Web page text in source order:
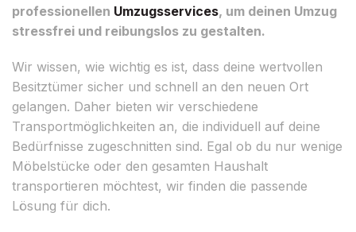
professionellen Umzugsservices, um deinen Umzug
stressfrei und reibungslos zu gestalten.
Wir wissen, wie wichtig es ist, dass deine wertvollen
Besitztümer sicher und schnell an den neuen Ort
gelangen. Daher bieten wir verschiedene
Transportmöglichkeiten an, die individuell auf deine
Bedürfnisse zugeschnitten sind. Egal ob du nur wenige
Möbelstücke oder den gesamten Haushalt
transportieren möchtest, wir finden die passende
Lösung für dich.